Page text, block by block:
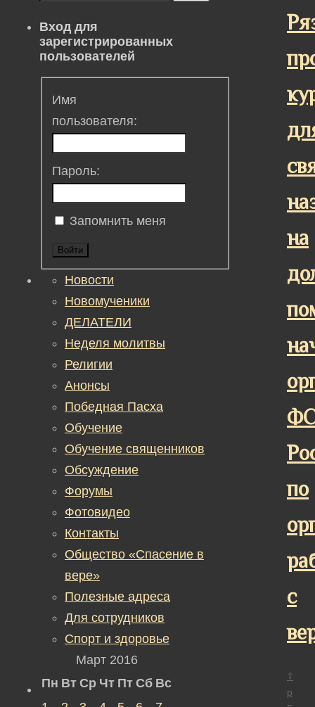
на
по
с
☦
р
Вход для
зарегистрированных
пользователей
Имя
пользователя:
Пароль:
Запомнить меня
Войти
Новости
Новомученики
ДЕЛАТЕЛИ
Неделя молитвы
Религии
Анонсы
Победная Пасха
Обучение
Обучение священников
Обсуждение
Форумы
Фотовидео
Контакты
Общество «Спасение в
вере»
Полезные адреса
Для сотрудников
Спорт и здоровье
Март 2016
Пн Вт Ср Чт Пт Сб Вс